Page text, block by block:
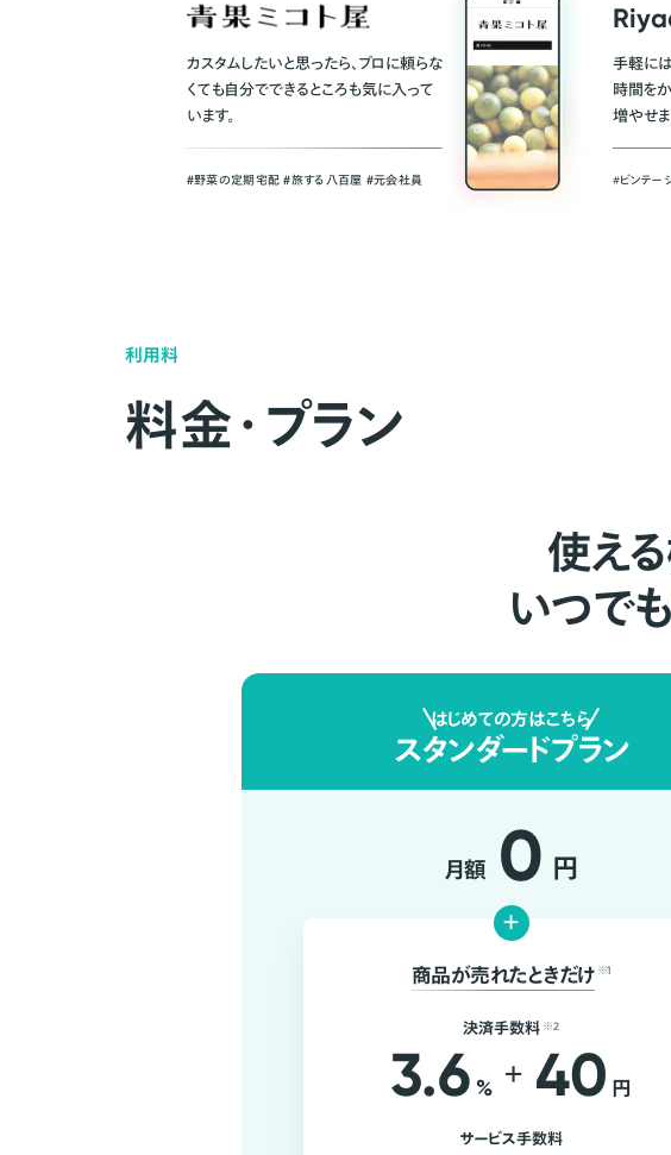
カスタムしたいと思ったら、プロに頼らな
くても自分でできるところも気に入って
います。
＃野菜の定期宅配 ＃旅する八百屋 ＃元会社員
手軽に
時間を
増やせま
#ビンテー
利用料
料金・プラン
使え
いつで
はじめての方はこちら
スタンダードプラン
月額 0 円
+
商品が売れたときだけ ※1
決済手数料 ※2
3.6 % + 40 円
サービス手数料